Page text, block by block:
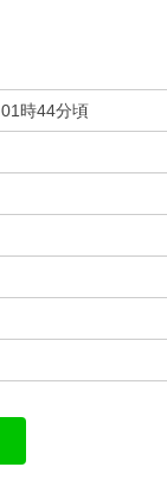
時44分頃